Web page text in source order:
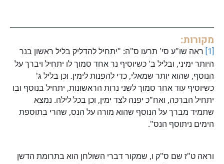
מקורות:
[1]
ראה שו"ע סי' תרעו ס"ה: "יתחיל להדליק בליל ראשון בנר
היותר ימיני, ובליל ב' כשיוסיף נר אחד סמוך לו יתחיל ויברך על
הנוסף, שהוא יותר שמאלי, כדי להפנות לימין. וכן בליל ג'
כשיוסיף עוד אחר סמוך לשני נרות הראשונות, יתחיל בנוסף ובו
יתחיל הברכה, ואח"כ יפנה לצד ימין, וכן בכל לילה. נמצא
שתמיד מברך על הנוסף שהוא מורה על הנס, שהרי בתוספת
הימים ניתוסף הנס".
וראה ט"ז שם ס"ק ו, שמקור דברי השולחן הוא בתרומת הדשן